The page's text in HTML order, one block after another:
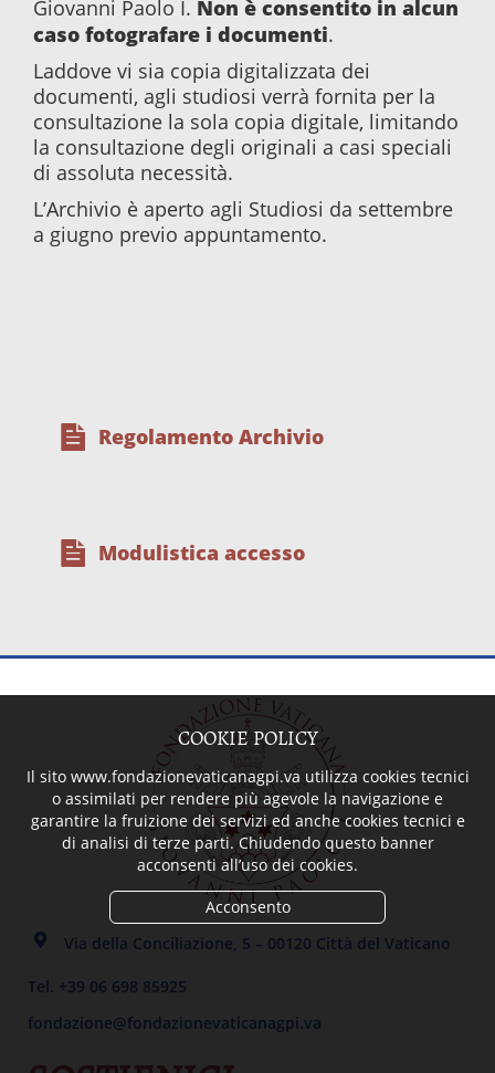
Giovanni Paolo I. Non è consentito in alcun
caso fotografare i documenti.
Laddove vi sia copia digitalizzata dei
documenti, agli studiosi verrà fornita per la
consultazione la sola copia digitale, limitando
la consultazione degli originali a casi speciali
di assoluta necessità.
L’Archivio è aperto agli Studiosi da settembre
a giugno previo appuntamento.
Regolamento Archivio
Modulistica accesso
Via della Conciliazione, 5 – 00120 Città del Vaticano
Tel. +39 06 698 85925
fondazione@fondazionevaticanagpi.va
COOKIE POLICY
Il sito www.fondazionevaticanagpi.va utilizza cookies tecnici
o assimilati per rendere più agevole la navigazione e
garantire la fruizione dei servizi ed anche cookies tecnici e
di analisi di terze parti. Chiudendo questo banner
acconsenti all’uso dei cookies.
Acconsento